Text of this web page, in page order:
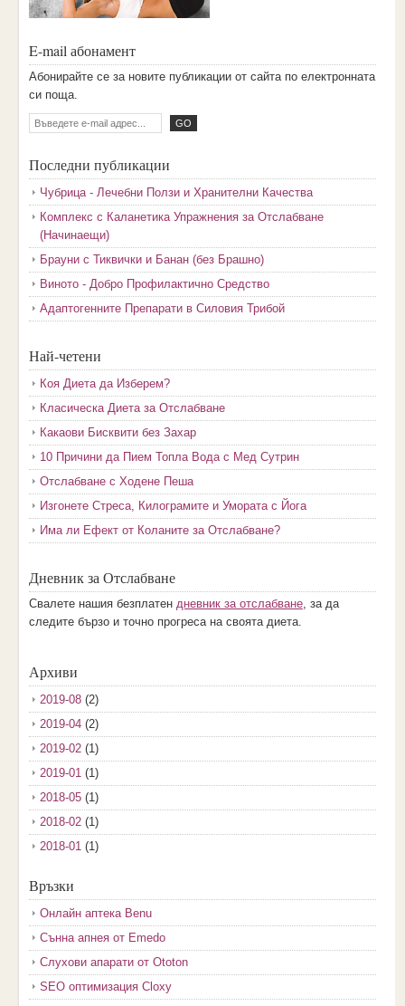
E-mail абонамент
Aбoниpaйтe ce зa нoвитe пyбликaции oт caйтa пo eлeктpoннaтa
cи пoщa.
Последни публикации
Чубрица - Лечебни Ползи и Хранителни Качества
Комплекс с Каланетика Упражнения за Отслабване
(Начинаещи)
Брауни с Тиквички и Банан (без Брашно)
Виното - Добро Профилактично Средство
Адаптогенните Препарати в Силовия Трибой
Най-четени
Коя Диета да Изберем?
Класическа Диета за Отслабване
Какаови Бисквити без Захар
10 Причини да Пием Топла Вода с Мед Сутрин
Отслабване с Ходене Пеша
Изгонете Стреса, Килограмите и Умората с Йога
Има ли Ефект от Коланите за Отслабване?
Дневник за Отслабване
Свалете нашия безплатен дневник за отслабване, за да
следите бързо и точно прогреса на своята диета.
Архиви
2019-08(2)
2019-04(2)
2019-02(1)
2019-01 (1)
2018-05(1)
2018-02(1)
2018-01 (1)
2017-11
2017-10(3)
2017-08(3)
2017-07(1)
2017-06(2)
Връзки
Онлайн аптека Benu
Сънна апнея от Emedo
Слухови апарати от Ototon
SEO оптимизация Cloxy